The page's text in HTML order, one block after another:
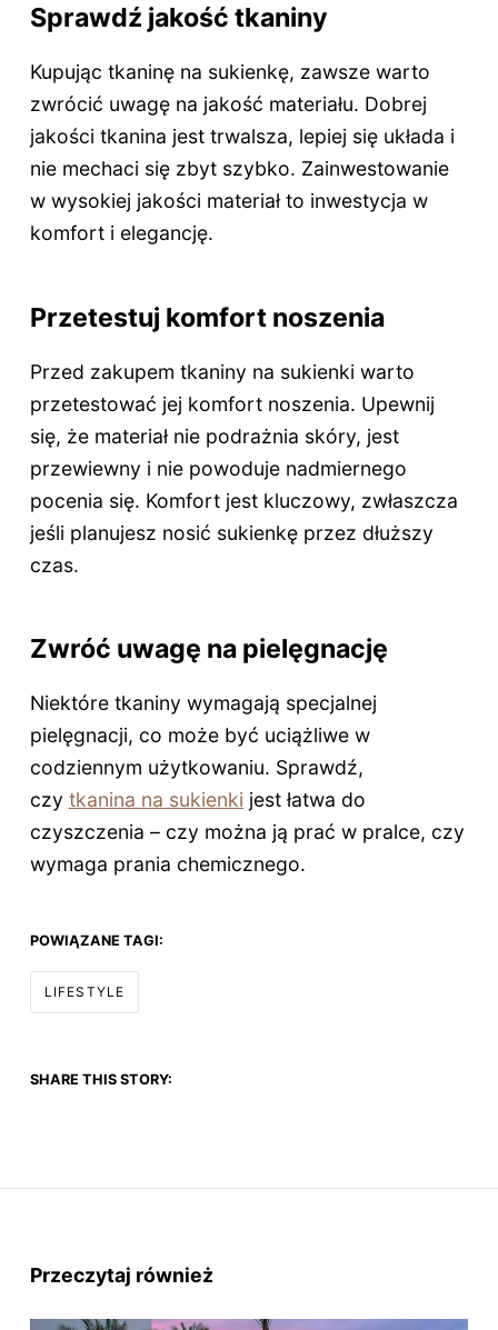
Sprawdź jakość tkaniny
Kupując tkaninę na sukienkę, zawsze warto
zwrócić uwagę na jakość materiału. Dobrej
jakości tkanina jest trwalsza, lepiej się układa i
nie mechaci się zbyt szybko. Zainwestowanie
w wysokiej jakości materiał to inwestycja w
komfort i elegancję.
Przetestuj komfort noszenia
Przed zakupem tkaniny na sukienki warto
przetestować jej komfort noszenia. Upewnij
się, że materiał nie podrażnia skóry, jest
przewiewny i nie powoduje nadmiernego
pocenia się. Komfort jest kluczowy, zwłaszcza
jeśli planujesz nosić sukienkę przez dłuższy
czas.
Zwróć uwagę na pielęgnację
Niektóre tkaniny wymagają specjalnej
pielęgnacji, co może być uciążliwe w
codziennym użytkowaniu. Sprawdź,
czy tkanina na sukienki jest łatwa do
czyszczenia – czy można ją prać w pralce, czy
wymaga prania chemicznego.
POWIĄZANE TAGI:
LIFESTYLE
SHARE THIS STORY:
Przeczytaj również